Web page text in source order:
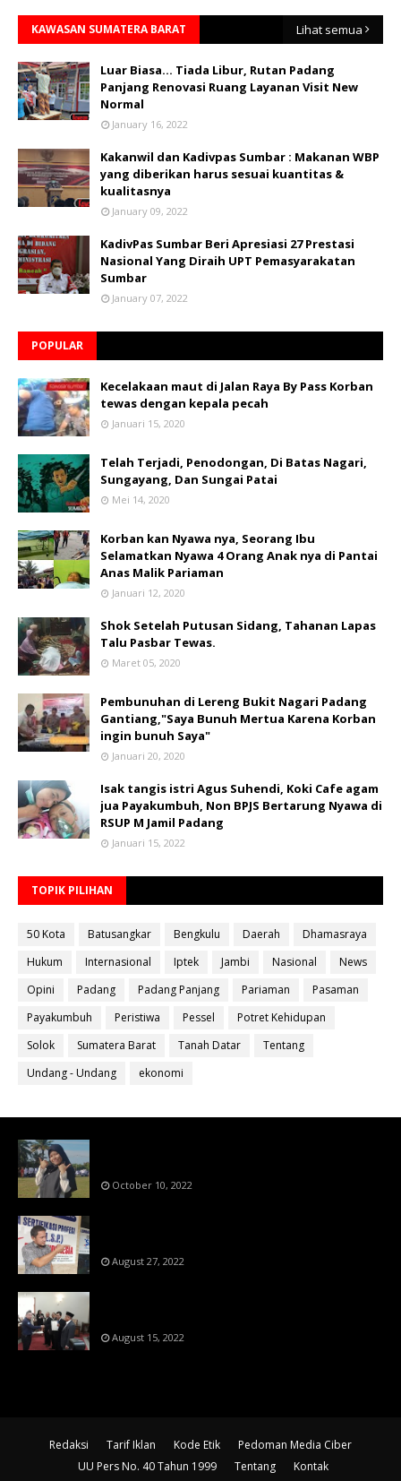
KAWASAN SUMATERA BARAT Lihat semua
Luar Biasa... Tiada Libur, Rutan Padang
Panjang Renovasi Ruang Layanan Visit New
Normal
January 16, 2022
Kakanwil dan Kadivpas Sumbar : Makanan WBP
yang diberikan harus sesuai kuantitas &
kualitasnya
January 09, 2022
KadivPas Sumbar Beri Apresiasi 27 Prestasi
Nasional Yang Diraih UPT Pemasyarakatan
Sumbar
January 07, 2022
POPULAR
Kecelakaan maut di Jalan Raya By Pass Korban
tewas dengan kepala pecah
Januari 15, 2020
Telah Terjadi, Penodongan, Di Batas Nagari,
Sungayang, Dan Sungai Patai
Mei 14, 2020
Korban kan Nyawa nya, Seorang Ibu
Selamatkan Nyawa 4 Orang Anak nya di Pantai
Anas Malik Pariaman
Januari 12, 2020
Shok Setelah Putusan Sidang, Tahanan Lapas
Talu Pasbar Tewas.
Maret 05, 2020
Pembunuhan di Lereng Bukit Nagari Padang
Gantiang,"Saya Bunuh Mertua Karena Korban
ingin bunuh Saya"
Januari 20, 2020
Isak tangis istri Agus Suhendi, Koki Cafe agam
jua Payakumbuh, Non BPJS Bertarung Nyawa di
RSUP M Jamil Padang
Januari 15, 2022
TOPIK PILIHAN
50 Kota Batusangkar Bengkulu Daerah
Dhamasraya
Hukum
Internasional Iptek Jambi Nasional
News
Opini
Padang Padang Panjang Pariaman
Pasaman
Payakumbuh
Peristiwa Pessel
Potret Kehidupan
Solok
Sumatera Barat Tanah Datar
Tentang
Undang - Undang
ekonomi
October 10, 2022
August 27, 2022
August 15, 2022
Redaksi Tarif Iklan Kode Etik
Pedoman Media Ciber
UU Pers No. 40 Tahun 1999
Tentang Kontak